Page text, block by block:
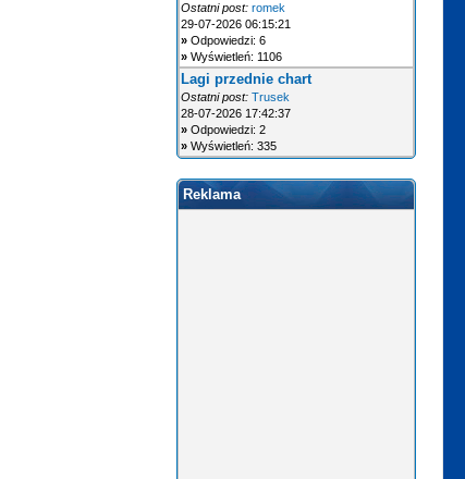
Ostatni post: romek
29-07-2026 06:15:21
»Odpowiedzi: 6
»Wyświetleń: 1106
Lagi przednie chart
Ostatni post: Trusek
28-07-2026 17:42:37
»Odpowiedzi: 2
»Wyświetleń: 335
Reklama